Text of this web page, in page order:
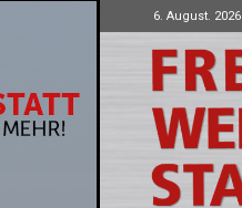
6. August. 2026
Freie
Werkstatt